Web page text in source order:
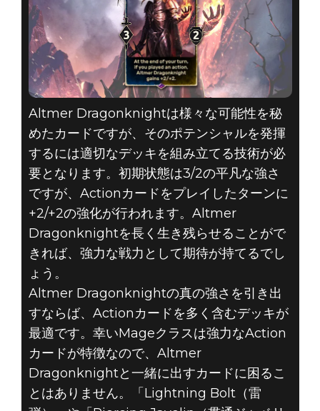
Altmer Dragonknightは様々な可能性を秘
めたカードですが、そのポテンシャルを発揮
するには適切なデッキを組み立てる技術が必
要となります。初期状態は3/2の平凡な強さ
ですが、Actionカードをプレイしたターンに
+2/+2の強化が行われます。Altmer
Dragonknightを長く生き残らせることがで
きれば、強力な戦力として期待が持てるでし
ょう。
Altmer Dragonknightの真の強さを引き出
すならば、Actionカードを多く含むデッキが
最適です。幸いMageクラスは強力なAction
カードが特徴なので、Altmer
Dragonknightと一緒に出すカードに困るこ
とはありません。「Lightning Bolt（雷